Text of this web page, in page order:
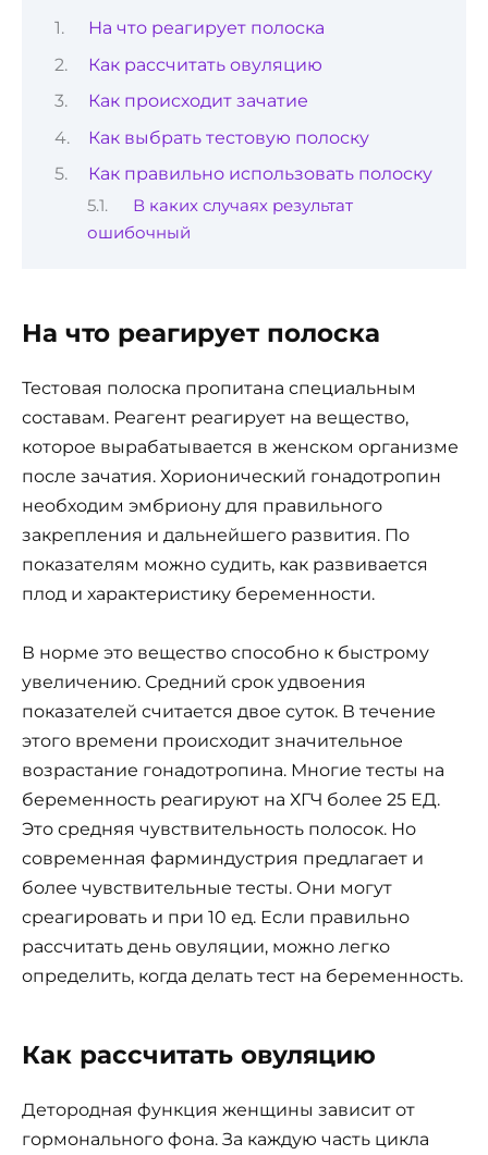
На что реагирует полоска
Как рассчитать овуляцию
Как происходит зачатие
Как выбрать тестовую полоску
Как правильно использовать полоску
В каких случаях результат
ошибочный
На что реагирует полоска
Тестовая полоска пропитана специальным
составам. Реагент реагирует на вещество,
которое вырабатывается в женском организме
после зачатия. Хорионический гонадотропин
необходим эмбриону для правильного
закрепления и дальнейшего развития. По
показателям можно судить, как развивается
плод и характеристику беременности.
В норме это вещество способно к быстрому
увеличению. Средний срок удвоения
показателей считается двое суток. В течение
этого времени происходит значительное
возрастание гонадотропина. Многие тесты на
беременность реагируют на ХГЧ более 25 ЕД.
Это средняя чувствительность полосок. Но
современная фарминдустрия предлагает и
более чувствительные тесты. Они могут
среагировать и при 10 ед. Если правильно
рассчитать день овуляции, можно легко
определить, когда делать тест на беременность.
Как рассчитать овуляцию
Детородная функция женщины зависит от
гормонального фона. За каждую часть цикла